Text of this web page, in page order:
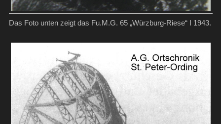
Das Foto unten zeigt das Fu.M.G. 65 „Würzburg-Riese“ I 1943.